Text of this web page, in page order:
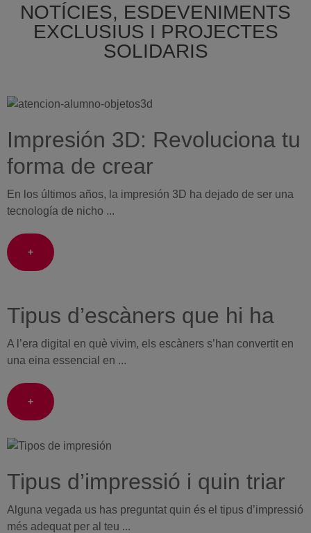
NOTÍCIES, ESDEVENIMENTS
EXCLUSIUS I PROJECTES
SOLIDARIS
Impresión 3D: Revoluciona tu
forma de crear
En los últimos años, la impresión 3D ha dejado de ser una
tecnología de nicho ...
+
Tipus d’escàners que hi ha
A l’era digital en què vivim, els escàners s’han convertit en
una eina essencial en ...
+
Tipus d’impressió i quin triar
Alguna vegada us has preguntat quin és el tipus d’impressió
més adequat per al teu ...